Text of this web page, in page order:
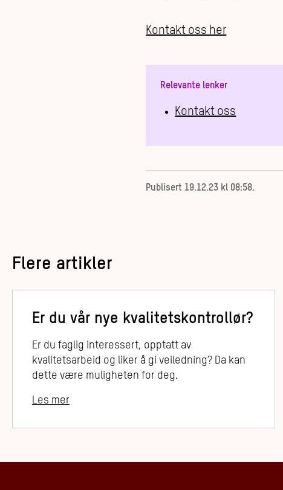
Kontakt oss her
Relevante lenker
Kontakt oss
Publisert 19.12.23 kl 08:58.
Flere artikler
Er du vår nye kvalitetskontrollør?
Er du faglig interessert, opptatt av
kvalitetsarbeid og liker å gi veiledning? Da kan
dette være muligheten for deg.
Les mer